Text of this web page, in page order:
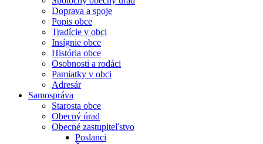
Doprava a spoje
Popis obce
Tradície v obci
Insígnie obce
História obce
Osobnosti a rodáci
Pamiatky v obci
Adresár
Samospráva
Starosta obce
Obecný úrad
Obecné zastupiteľstvo
Poslanci